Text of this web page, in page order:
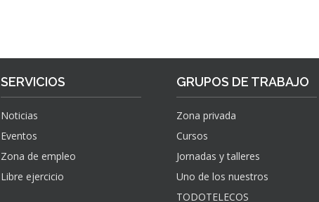
SERVICIOS
Noticias
Eventos
Zona de empleo
Libre ejercicio
GRUPOS DE TRABAJO
Zona privada
Cursos
Jornadas y talleres
Uno de los nuestros
TODOTELECOS